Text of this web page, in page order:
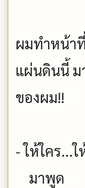
ผมทำหน้า
แผ่นดินนี้
ของผม!!
- ให้ใคร...
มาพูด